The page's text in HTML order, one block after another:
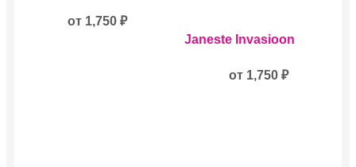
несколько
от 1,750 ₽
Этот
товар
несколько
Janeste Invasioon
от 1,750₽